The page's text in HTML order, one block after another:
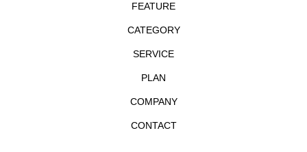
FEATURE
CATEGORY
SERVICE
PLAN
COMPANY
CONTACT